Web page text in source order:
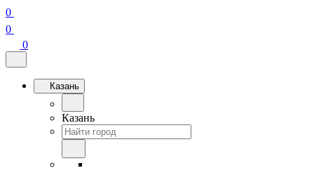
0
0
0
Казань
Казань